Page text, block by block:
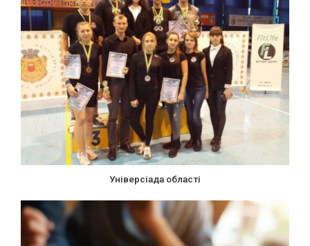
Універсіада області